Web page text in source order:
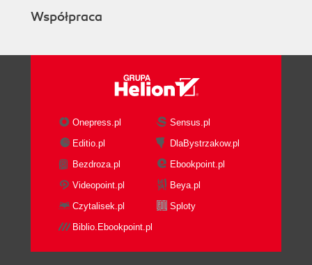
Procedury i instrukcje związane z usługami
Część III. Wdrożenie i eksploatacja systemu
bezpieczeństwa (103)
Przebieg wdrożenia (103)
Kontrole w czasie wdrażania (106)
Eksploatacja (107)
Postępowanie w nagłych przypadkach (109)
Kontrolowanie systemu bezpieczeństwa (111)
Analiza działania systemu bezpieczeństwa
Sprawozdania a przeciwdziałanie (112)
Aktualizacja systemu bezpieczeństwa (113)
Współpraca
Onepress.pl
Sensus.pl
Editio.pl
DlaBystrzakow.pl
Bezdroza.pl
Ebookpoint.pl
Videopoint.pl
Beya.pl
Czytalisek.pl
Sploty
Biblio.Ebookpoint.pl